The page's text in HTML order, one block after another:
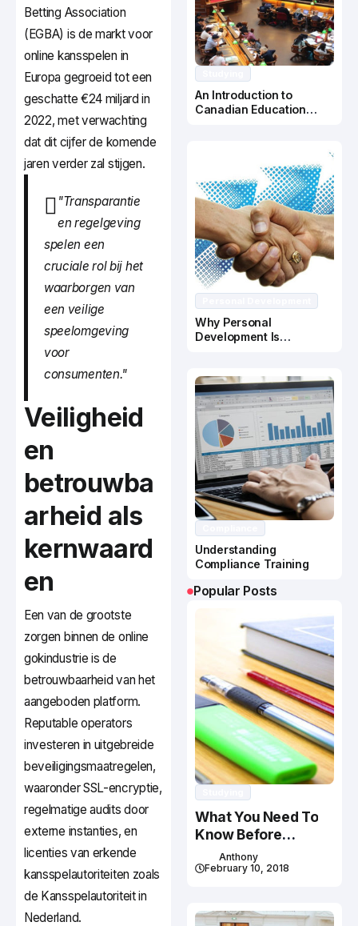
Betting Association
(EGBA) is de markt voor
online kansspelen in
Europa gegroeid tot een
geschatte €24 miljard in
2022, met verwachting
dat dit cijfer de komende
jaren verder zal stijgen.
"Transparantie
en regelgeving
spelen een
cruciale rol bij het
waarborgen van
een veilige
speelomgeving
voor
consumenten."
Veiligheid
en
betrouwba
arheid als
kernwaard
en
Een van de grootste
zorgen binnen de online
gokindustrie is de
betrouwbaarheid van het
aangeboden platform.
Reputable operators
investeren in uitgebreide
beveiligingsmaatregelen,
waaronder SSL-encryptie,
regelmatige audits door
externe instanties, en
licenties van erkende
kansspelautoriteiten zoals
de Kansspelautoriteit in
Nederland.
An Introduction to
Canadian Education
Why Personal
Development Is
Understanding
Compliance Training
Popular Posts
What You Need To
Know Before
Studying In Canada
Anthony
February 10, 2018